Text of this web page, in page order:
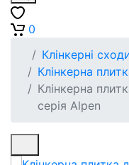
0
Клінкерні
Клінкерна
Клінкерна
серія Alpen